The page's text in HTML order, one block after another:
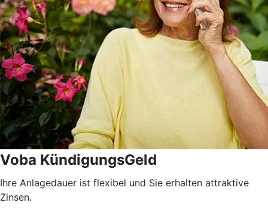
Voba KündigungsGeld
Ihre Anlagedauer ist flexibel und Sie erhalten attraktive
Zinsen.